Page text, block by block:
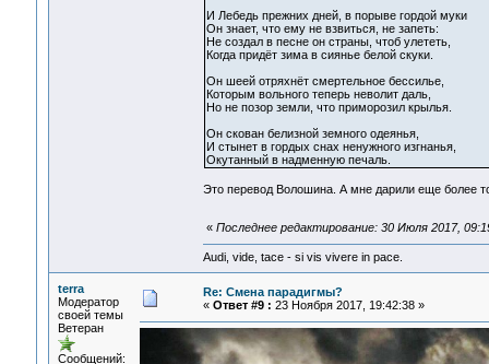
И Лебедь прежних дней, в порыве гордой муки
Он знает, что ему не взвиться, не запеть:
Не создал в песне он страны, чтоб улететь,
Когда придёт зима в сиянье белой скуки.
Он шеей отряхнёт смертельное бессилье,
Которым вольного теперь неволит даль,
Но не позор земли, что приморозил крылья.
Он скован белизной земного одеянья,
И стынет в гордых снах ненужного изгнанья,
Окутанный в надменную печаль.
Это перевод Волошина. А мне дарили еще более
« Последнее редактирование: 30 Июля 2017,
Audi, vide, tace - si vis vivere in pace.
terra
Модератор
своей темы
Ветеран
Сообщений:
Re: Смена парадигмы?
« Ответ #9 : 23 Ноября 2017, 19:42:38 »